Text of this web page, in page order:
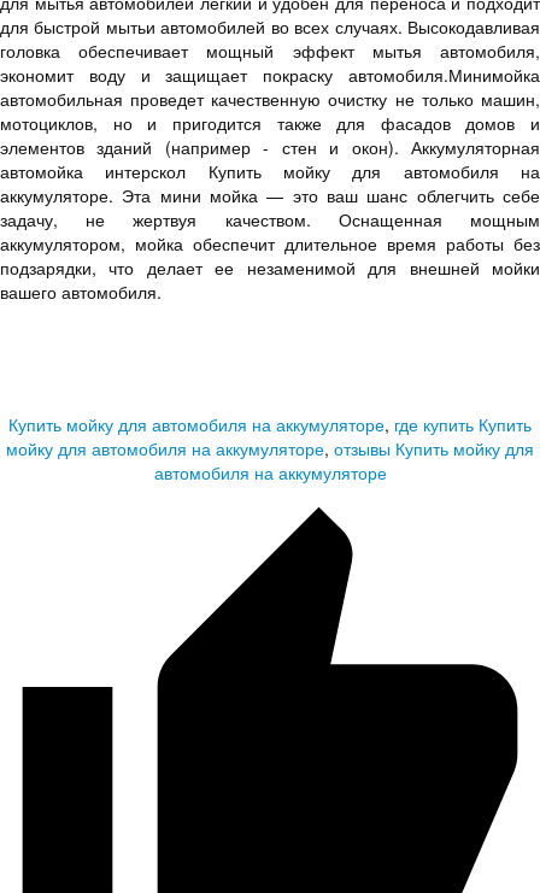
для быстрой мытьи автомобилей во всех случаях. Высокодавливая
головка обеспечивает мощный эффект мытья автомобиля,
экономит воду и защищает покраску автомобиля.Минимойка
автомобильная проведет качественную очистку не только машин,
мотоциклов, но и пригодится также для фасадов домов и
элементов зданий (например - стен и окон). Аккумуляторная
автомойка интерскол Купить мойку для автомобиля на
аккумуляторе. Эта мини мойка — это ваш шанс облегчить себе
задачу, не жертвуя качеством. Оснащенная мощным
аккумулятором, мойка обеспечит длительное время работы без
подзарядки, что делает ее незаменимой для внешней мойки
вашего автомобиля.
Купить мойку для автомобиля на аккумуляторе, где купить Купить
мойку для автомобиля на аккумуляторе, отзывы Купить мойку для
автомобиля на аккумуляторе